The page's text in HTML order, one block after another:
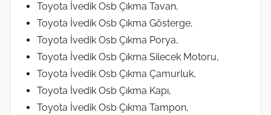
Toyota İvedik Osb Çıkma Tavan,
Toyota İvedik Osb Çıkma Gösterge,
Toyota İvedik Osb Çıkma Porya,
Toyota İvedik Osb Çıkma Silecek Motoru,
Toyota İvedik Osb Çıkma Çamurluk,
Toyota İvedik Osb Çıkma Kapı,
Toyota İvedik Osb Çıkma Tampon,